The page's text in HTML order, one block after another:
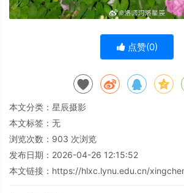
点赞(0)
本文分类： 星辰摄影
本文标签：无
浏览次数： 903 次浏览
发布日期：2026-04-26 12:15:52
本文链接： https://hlxc.lynu.edu.cn/